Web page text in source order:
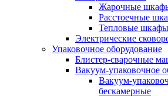
Жарочные
Расстоечные
Тепловые шкафы
Электрические
Упаковочное оборудование
Блистер-сварочные
Вакуум-упаковочное
Вакуум-
беcкамерные